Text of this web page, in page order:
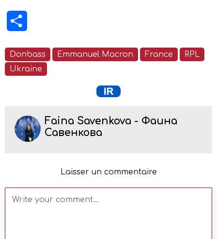
Donbass Emmanuel Macron France
RPL
Ukraine
Faina Savenkova - Фаина
Савенкова
Laisser un commentaire